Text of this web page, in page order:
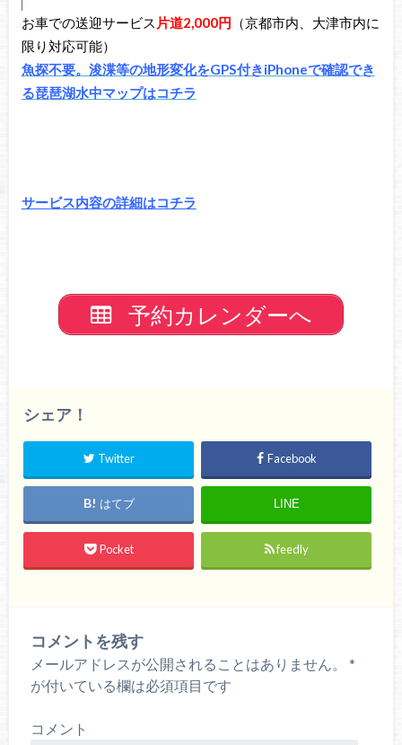
お車での送迎サービス 片道2,000円 （京都市内、大津市内に
限り対応可能）
魚探不要。浚渫等の地形変化をGPS付きiPhoneで確認でき
る琵琶湖水中マップはコチラ
サービス内容の詳細はコチラ
予約カレンダーへ
シェア！
Twitter Facebook
はてブ LINE
Pocket feedly
コメントを残す
メールアドレスが公開されることはありません。
*
が付いている欄は必須項目です
コメント